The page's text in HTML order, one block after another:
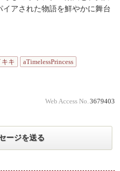
アされた物語を鮮やかに舞台
キキ
aTimelessPrincess
Web Access No. 3679403
ージを送る